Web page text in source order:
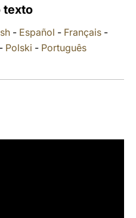
texto
- Español - Français-
- Polski - Português